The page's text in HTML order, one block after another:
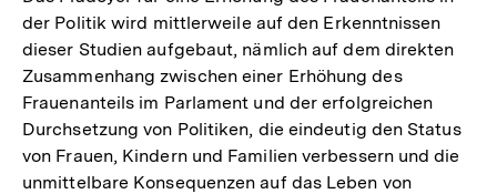
der Politik wird mittlerweile auf den Erkenntnissen
dieser Studien aufgebaut, nämlich auf dem direkten
Zusammenhang zwischen einer Erhöhung des
Frauenanteils im Parlament und der erfolgreichen
Durchsetzung von Politiken, die eindeutig den Status
von Frauen, Kindern und Familien verbessern und die
unmittelbare Konsequenzen auf das Leben von